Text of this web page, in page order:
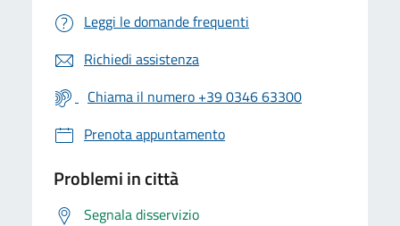
Leggi le domande frequenti
Richiedi assistenza
Chiama il numero +39 0346 63300
Prenota appuntamento
Problemi in città
Segnala disservizio